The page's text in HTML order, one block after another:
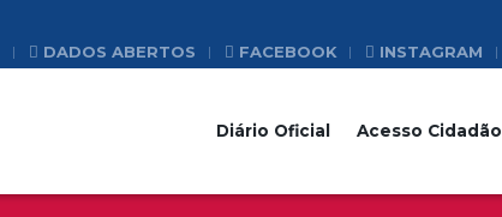
DADOS ABERTOS FACEBOOK INSTAGRAM
Diário Oficial Acesso Cidadão